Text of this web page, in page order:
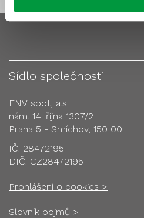
Sídlo společnosti
ENVIspot, a.s.
nám. 14. října 1307/2
Praha 5 - Smíchov, 150 00
IČ: 28472195
DIČ: CZ28472195
Prohlášení o cookies >
Slovník pojmů >